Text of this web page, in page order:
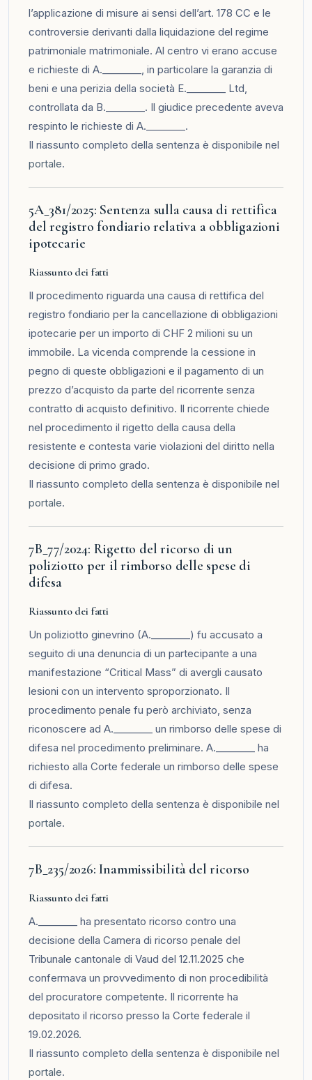
l’applicazione di misure ai sensi dell’art. 178 CC e le
controversie derivanti dalla liquidazione del regime
patrimoniale matrimoniale. Al centro vi erano accuse
e richieste di A.________, in particolare la garanzia di
beni e una perizia della società E.________ Ltd,
controllata da B.________. Il giudice precedente aveva
respinto le richieste di A.________.
Il riassunto completo della sentenza è disponibile nel
portale.
5A_381/2025: Sentenza sulla causa di rettifica
del registro fondiario relativa a obbligazioni
ipotecarie
Riassunto dei fatti
Il procedimento riguarda una causa di rettifica del
registro fondiario per la cancellazione di obbligazioni
ipotecarie per un importo di CHF 2 milioni su un
immobile. La vicenda comprende la cessione in
pegno di queste obbligazioni e il pagamento di un
prezzo d’acquisto da parte del ricorrente senza
contratto di acquisto definitivo. Il ricorrente chiede
nel procedimento il rigetto della causa della
resistente e contesta varie violazioni del diritto nella
decisione di primo grado.
Il riassunto completo della sentenza è disponibile nel
portale.
7B_77/2024: Rigetto del ricorso di un
poliziotto per il rimborso delle spese di
difesa
Riassunto dei fatti
Un poliziotto ginevrino (A.________) fu accusato a
seguito di una denuncia di un partecipante a una
manifestazione “Critical Mass” di avergli causato
lesioni con un intervento sproporzionato. Il
procedimento penale fu però archiviato, senza
riconoscere ad A.________ un rimborso delle spese di
difesa nel procedimento preliminare. A.________ ha
richiesto alla Corte federale un rimborso delle spese
di difesa.
Il riassunto completo della sentenza è disponibile nel
portale.
7B_235/2026: Inammissibilità del ricorso
Riassunto dei fatti
A.________ ha presentato ricorso contro una
decisione della Camera di ricorso penale del
Tribunale cantonale di Vaud del 12.11.2025 che
confermava un provvedimento di non procedibilità
del procuratore competente. Il ricorrente ha
depositato il ricorso presso la Corte federale il
19.02.2026.
Il riassunto completo della sentenza è disponibile nel
portale.